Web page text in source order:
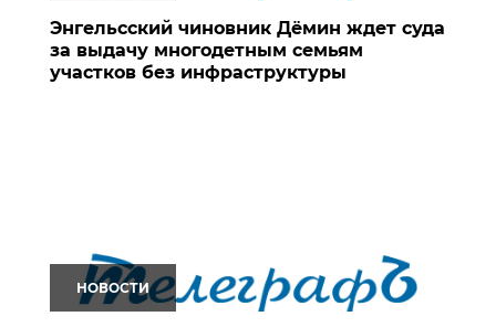
Энгельсский чиновник Дёмин ждет суда
за выдачу многодетным семьям
участков без инфраструктуры
НОВОСТИ